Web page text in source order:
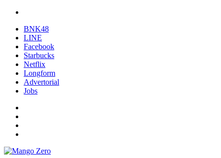
BNK48
LINE
Facebook
Starbucks
Netflix
Longform
Advertorial
Jobs